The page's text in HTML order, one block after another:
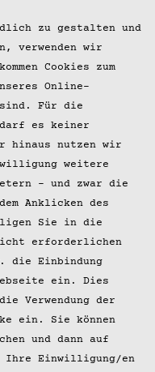
zu gestalten und
verwenden wir
Cookies zum
Online-
sind. Für die
es keiner
hinaus nutzen wir
weitere
– und zwar die
Anklicken des
Sie in die
erforderlichen
die Einbindung
ein. Dies
Verwendung der
ein. Sie können
und dann auf
Ihre Einwilligung/en